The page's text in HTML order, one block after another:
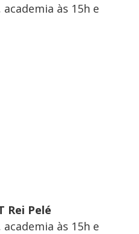
às 15h e
Rei Pelé
às 15h e